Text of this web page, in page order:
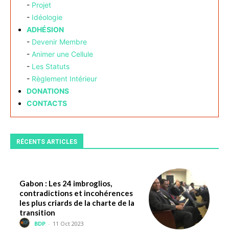
- Projet
- Idéologie
ADHÉSION
- Devenir Membre
- Animer une Cellule
- Les Statuts
- Règlement Intérieur
DONATIONS
CONTACTS
RÉCENTS ARTICLES
Gabon : Les 24 imbroglios,
contradictions et incohérences
les plus criards de la charte de la
transition
BDP - 11 Oct 2023